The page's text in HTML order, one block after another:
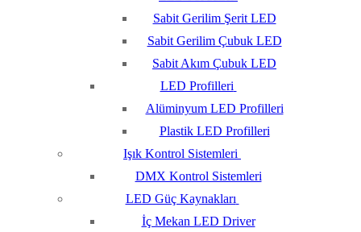
Sabit Gerilim Şerit LED
Sabit Gerilim Çubuk LED
Sabit Akım Çubuk LED
LED Profilleri
Alüminyum LED Profilleri
Plastik LED Profilleri
Işık Kontrol Sistemleri
DMX Kontrol Sistemleri
LED Güç Kaynakları
İç Mekan LED Driver